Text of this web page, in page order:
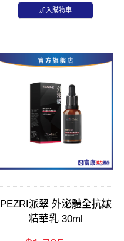
加入購物車
PEZRI派翠 外泌體全抗皺
精華乳 30ml